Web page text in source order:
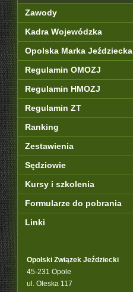
Zawody
Kadra Wojewódzka
Opolska Marka Jeździecka
Regulamin OMOZJ
Regulamin HMOZJ
Regulamin ZT
Ranking
Zestawienia
Sędziowie
Kursy i szkolenia
Formularze do pobrania
Linki
Opolski Związek Jeździecki
45-231 Opole
ul. Oleska 117